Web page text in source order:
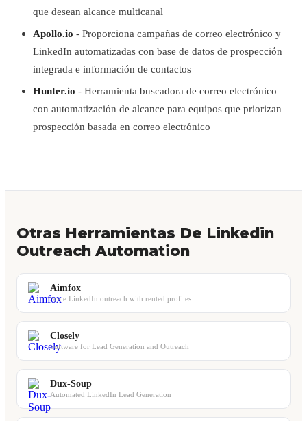
que desean alcance multicanal
Apollo.io - Proporciona campañas de correo electrónico y
LinkedIn automatizadas con base de datos de prospección
integrada e información de contactos
Hunter.io - Herramienta buscadora de correo electrónico
con automatización de alcance para equipos que priorizan
prospección basada en correo electrónico
Otras Herramientas De Linkedin
Outreach Automation
Aimfox
Scale LinkedIn outreach with rented profiles
Closely
Software for Lead Generation and Outreach
Dux-Soup
Automated LinkedIn Lead Generation